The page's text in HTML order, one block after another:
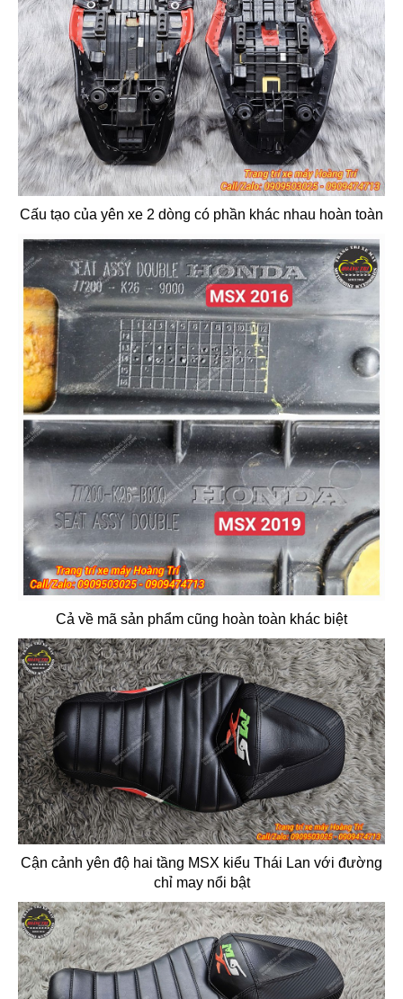
Cấu tạo của yên xe 2 dòng có phần khác nhau hoàn toàn
Cả về mã sản phẩm cũng hoàn toàn khác biệt
Cận cảnh yên độ hai tầng MSX kiểu Thái Lan với đường
chỉ may nổi bật